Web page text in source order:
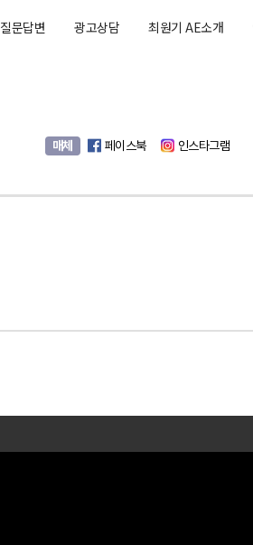
질문답변 광고상담 최원기 AE소개
매체 페이스북 인스타그램